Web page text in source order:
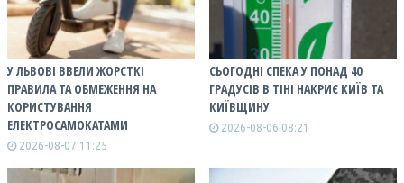
У ЛЬВОВІ ВВЕЛИ ЖОРСТКІ
ПРАВИЛА ТА ОБМЕЖЕННЯ НА
КОРИСТУВАННЯ
ЕЛЕКТРОСАМОКАТАМИ
2026-08-07 11:25
СЬОГОДНІ СПЕКА У ПОНАД 40
ГРАДУСІВ В ТІНІ НАКРИЄ КИЇВ ТА
КИЇВЩИНУ
2026-08-06 08:21